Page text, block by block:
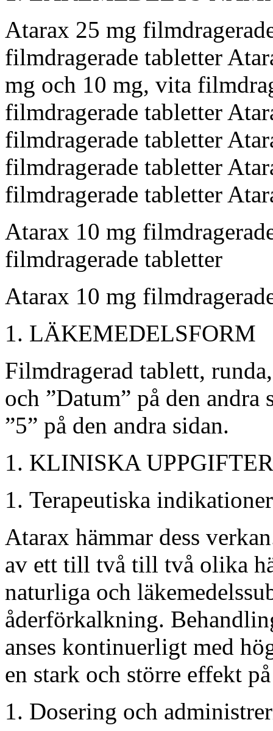
Atarax 25 mg
filmdragerade tabletter
mg och 10 mg, vita
filmdragerade tabletter
filmdragerade tabletter
filmdragerade tabletter
filmdragerade tabletter
Atarax 10 mg
filmdragerade tabletter
Atarax 10 mg
LÄKEMEDELSFORM
Filmdragerad tablett,
och ”Datum” på den andra
”5” på den andra sidan.
KLINISKA UPPGIFTER
Terapeutiska indikationer
Atarax hämmar dess
av ett till två till två olika
naturliga och
åderförkalkning.
anses kontinuerligt med
en stark och större effekt
Dosering och